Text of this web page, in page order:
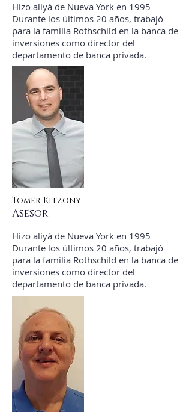
Hizo aliyá de Nueva York en 1995
Durante los últimos 20 años, trabajó
para la familia Rothschild en la banca de
inversiones como director del
departamento de banca privada.
Tomer Kitzony
Asesor
Hizo aliyá de Nueva York en 1995
Durante los últimos 20 años, trabajó
para la familia Rothschild en la banca de
inversiones como director del
departamento de banca privada.